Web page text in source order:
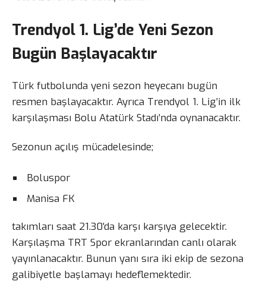
Trendyol 1. Lig’de Yeni Sezon
Bugün Başlayacaktır
Türk futbolunda yeni sezon heyecanı bugün
resmen başlayacaktır. Ayrıca Trendyol 1. Lig’in ilk
karşılaşması Bolu Atatürk Stadı’nda oynanacaktır.
Sezonun açılış mücadelesinde;
Boluspor
Manisa FK
takımları saat 21.30’da karşı karşıya gelecektir.
Karşılaşma TRT Spor ekranlarından canlı olarak
yayınlanacaktır. Bunun yanı sıra iki ekip de sezona
galibiyetle başlamayı hedeflemektedir.